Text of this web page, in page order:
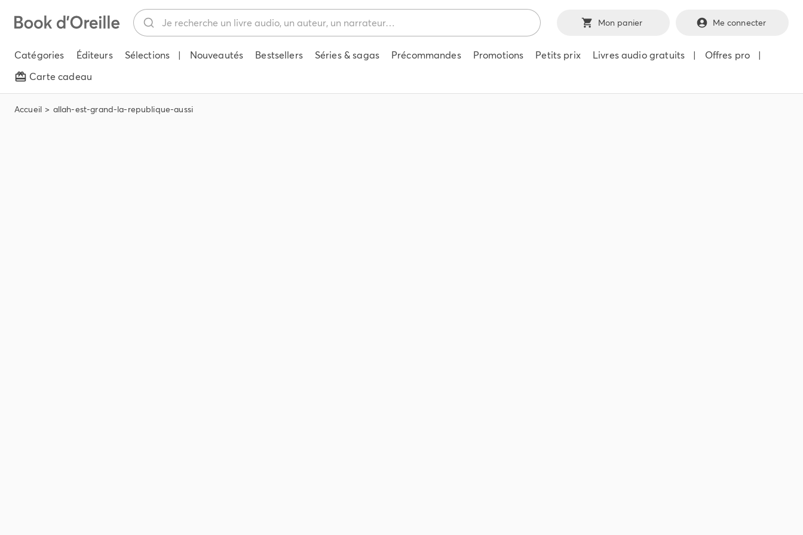
Mon panier Me connecter
Catégories Éditeurs Sélections | Nouveautés Bestsellers Séries & sagas Précommandes Promotions Petits prix Livres audio gratuits | Offres pro
|
Carte cadeau
Accueil allah-est-grand-la-republique-aussi